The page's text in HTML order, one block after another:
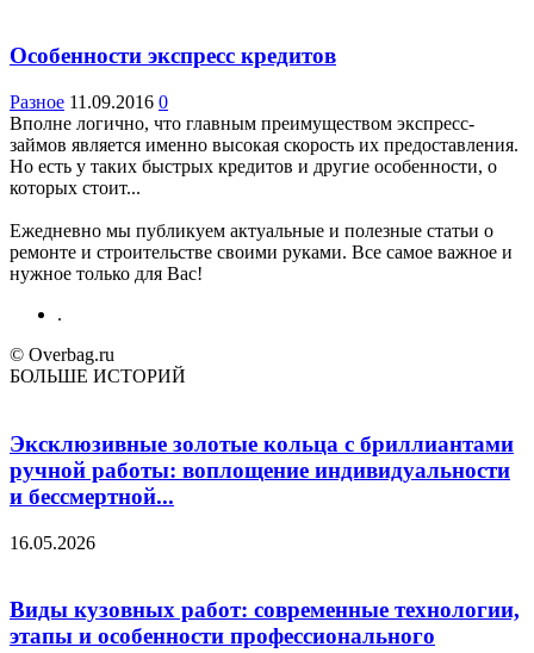
Особенности экспресс кредитов
Разное 11.09.2016 0
Вполне логично, что главным преимуществом экспресс-
займов является именно высокая скорость их предоставления.
Но есть у таких быстрых кредитов и другие особенности, о
которых стоит...
Ежедневно мы публикуем актуальные и полезные статьи о
ремонте и строительстве своими руками. Все самое важное и
нужное только для Вас!
.
© Overbag.ru
БОЛЬШЕ ИСТОРИЙ
Эксклюзивные золотые кольца с бриллиантами
ручной работы: воплощение индивидуальности
и бессмертной...
16.05.2026
Виды кузовных работ: современные технологии,
этапы и особенности профессионального